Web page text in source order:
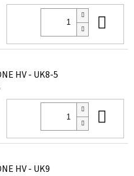
HV - UK8-5
HV - UK9